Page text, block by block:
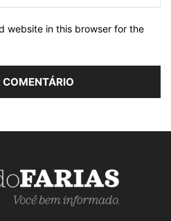
website in this browser for the